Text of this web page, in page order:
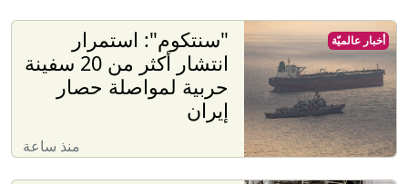
"سنتكوم": استمرار
انتشار أكثر من 20 سفينة
حربية لمواصلة حصار
إيران
منذ ساعة
أخبار عالميّة